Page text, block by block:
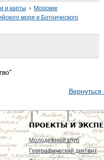
и карты › Морские
моря и Ботнического
ПРОЕКТЫ И
Молодежный клуб
Географический диктант